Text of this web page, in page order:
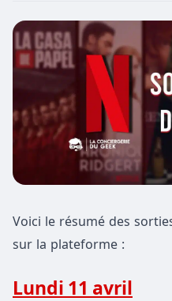
Voici le résumé des
sur la plateforme :
Lundi 11 avril